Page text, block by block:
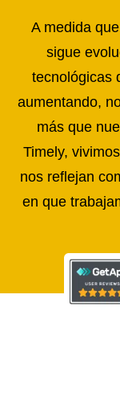
A medida
sigue
tecnológicas
aumentando,
más que
Timely,
nos reflejan
en que